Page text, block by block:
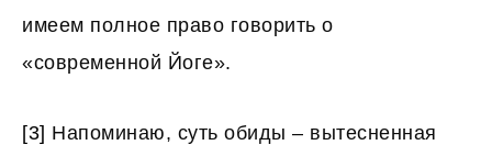
имеем полное право говорить о
«современной Йоге».
[3] Напоминаю, суть обиды – вытесненная